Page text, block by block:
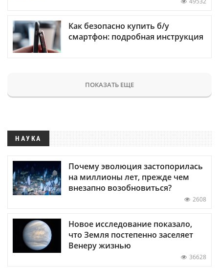
Как безопасно купить б/у
смартфон: подробная инструкция
ПОКАЗАТЬ ЕЩЕ
НАУКА
Почему эволюция застопорилась
на миллионы лет, прежде чем
внезапно возобновиться?
2608
Новое исследование показало,
что Земля постепенно заселяет
Венеру жизнью
36628